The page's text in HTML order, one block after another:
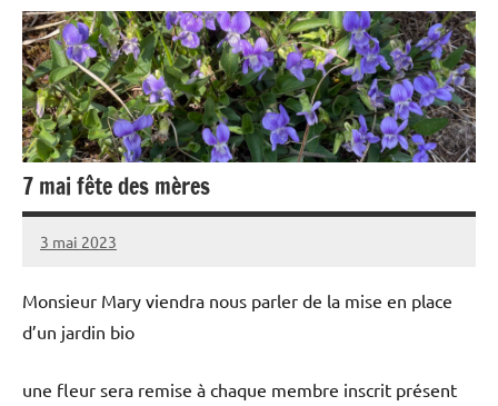
7 mai fête des mères
3 mai 2023
admin
Monsieur Mary viendra nous parler de la mise en place
d’un jardin bio
une fleur sera remise à chaque membre inscrit présent